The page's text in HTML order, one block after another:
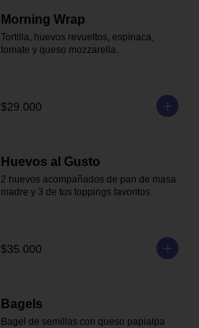
Morning Wrap
Tortilla, huevos revueltos, espinaca,
tomate y queso mozzarella.
$29.000
Huevos al Gusto
2 huevos acompañados de pan de masa
madre y 3 de tus toppings favoritos.
$35.000
Bagels
Bagel de semillas con queso papialpa